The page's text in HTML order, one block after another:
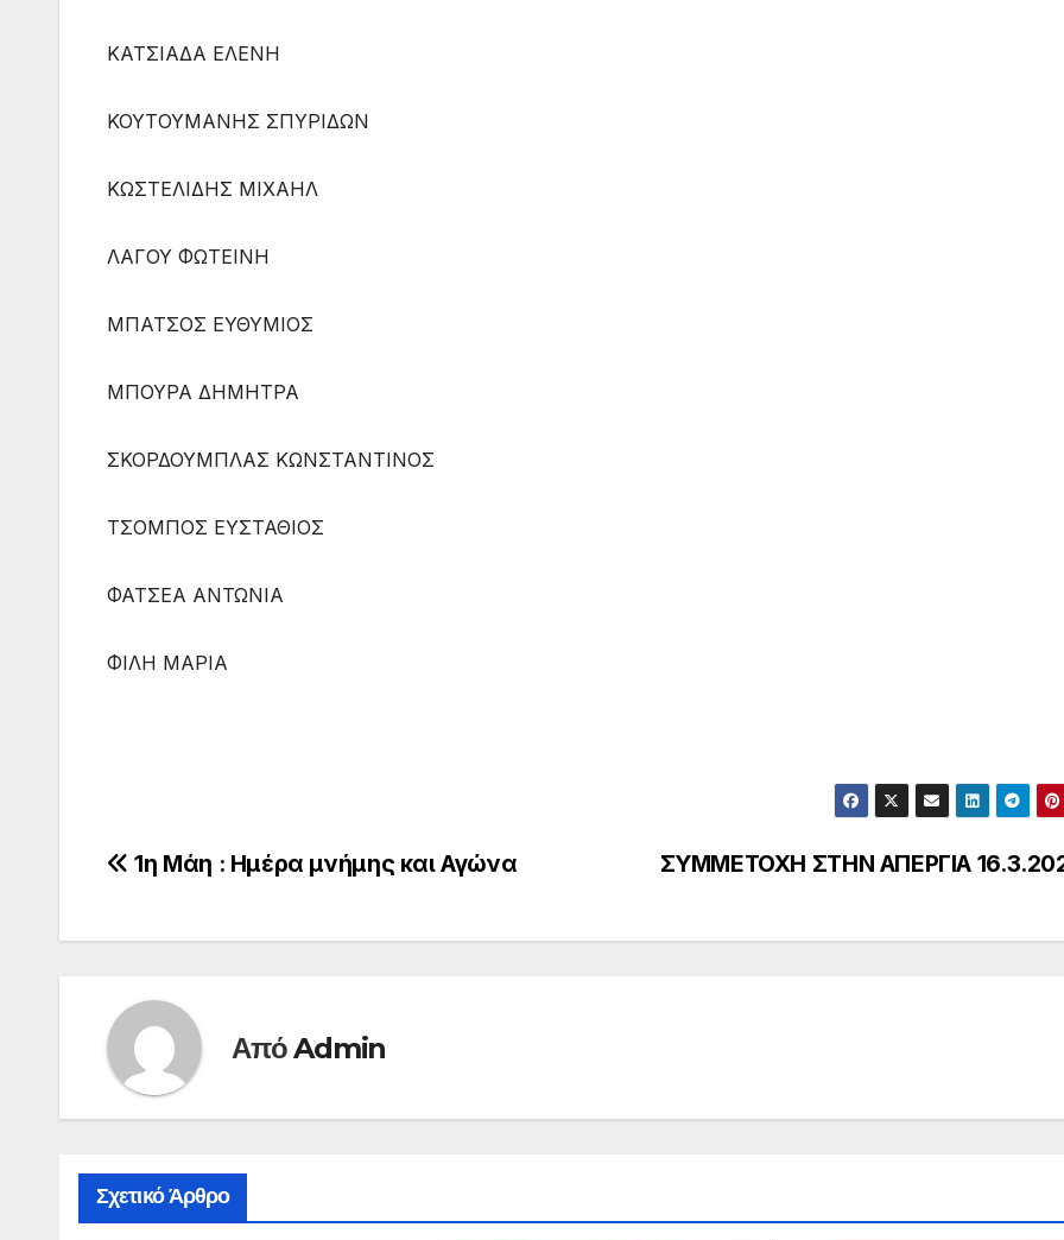
ΚΑΤΣΙΑΔΑ ΕΛΕΝΗ
ΚΟΥΤΟΥΜΑΝΗΣ ΣΠΥΡΙΔΩΝ
ΚΩΣΤΕΛΙΔΗΣ ΜΙΧΑΗΛ
ΛΑΓΟΥ ΦΩΤΕΙΝΗ
ΜΠΑΤΣΟΣ ΕΥΘΥΜΙΟΣ
ΜΠΟΥΡΑ ΔΗΜΗΤΡΑ
ΣΚΟΡΔΟΥΜΠΛΑΣ ΚΩΝΣΤΑΝΤΙΝΟΣ
ΤΣΟΜΠΟΣ ΕΥΣΤΑΘΙΟΣ
ΦΑΤΣΕΑ ΑΝΤΩΝΙΑ
ΦΙΛΗ ΜΑΡΙΑ
Πλοήγηση
ΣΥΜΜΕΤΟΧΗ ΣΤΗΝ ΑΠΕΡΓΙΑ
1η Μάη : Ημέρα μνήμης και Αγώνα
ΑπόAdmin
Σχετικό Άρθρο